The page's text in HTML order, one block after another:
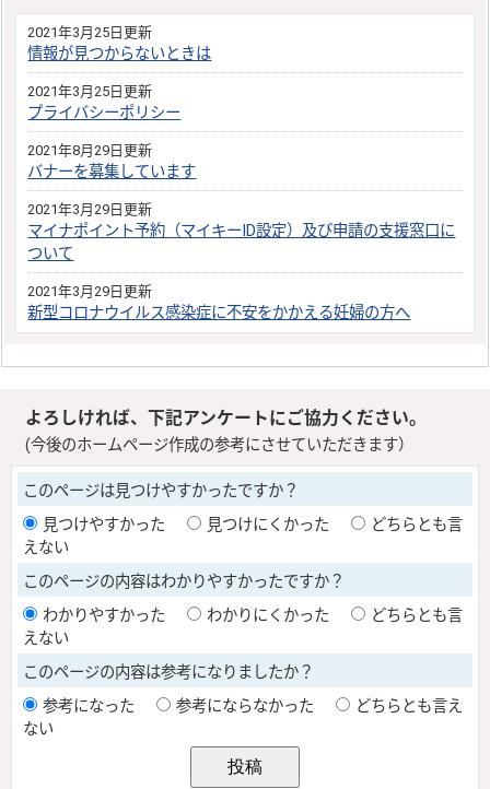
2021年3月25日更新
情報が見つからないときは
2021年3月25日更新
プライバシーポリシー
2021年8月29日更新
バナーを募集しています
2021年3月29日更新
マイナポイント予約（マイキーID設定）及び申請の支援窓口に
ついて
2021年3月29日更新
新型コロナウイルス感染症に不安をかかえる妊婦の方へ